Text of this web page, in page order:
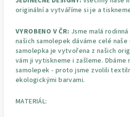
originální a vytváříme si je a
VYROBENO V ČR: Jsme malá
našich samolepek dáváme celé naše
samolepka je vytvořena z našich
vám ji vytiskneme i zašleme.
samolepek - proto jsme zvolili
ekologickými barvami.
MATERIÁL: